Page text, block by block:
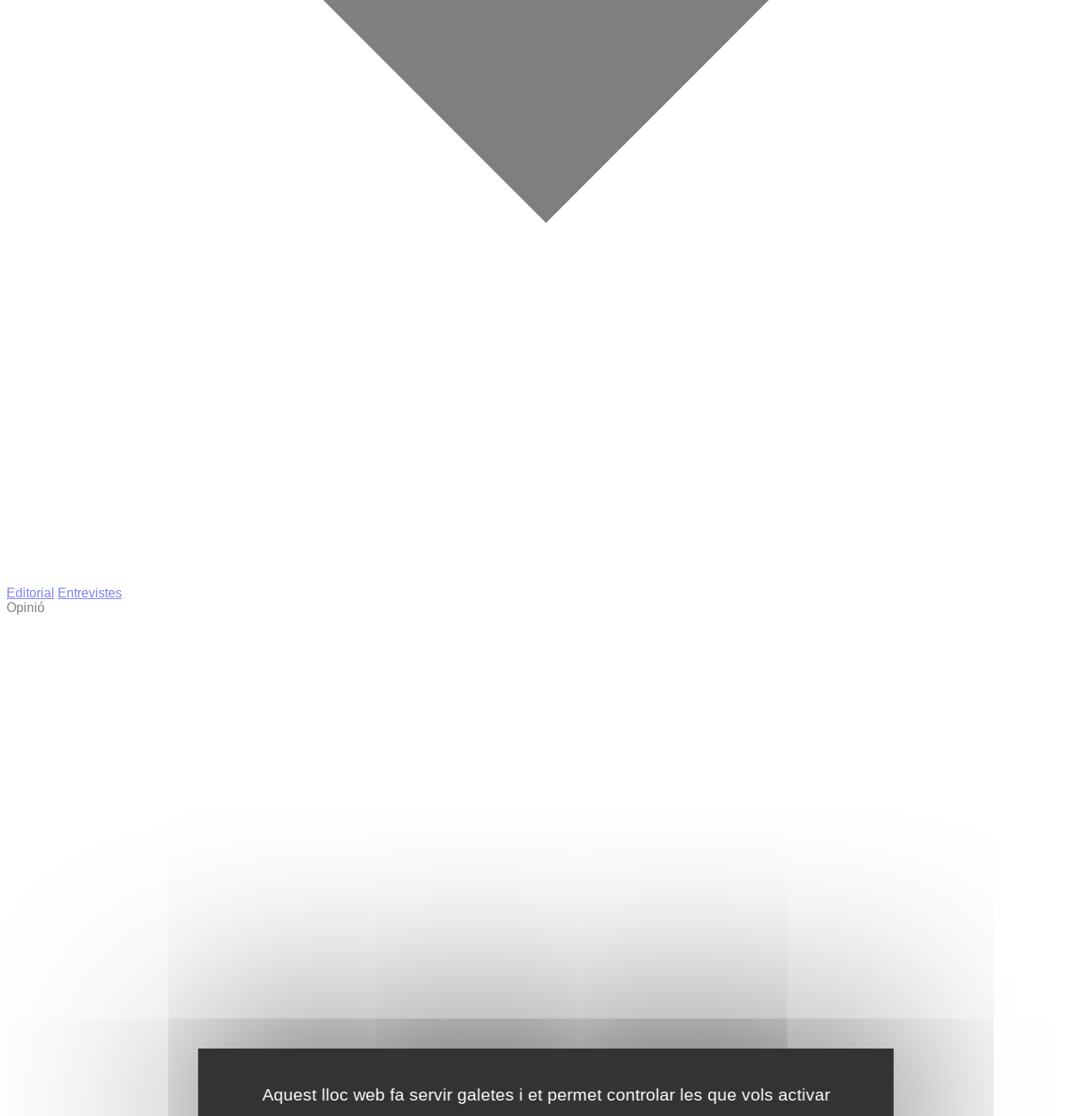
Aquest lloc web fa servir galetes i et permet controlar les que vols activar
Editorial
Entrevistes
Opinió